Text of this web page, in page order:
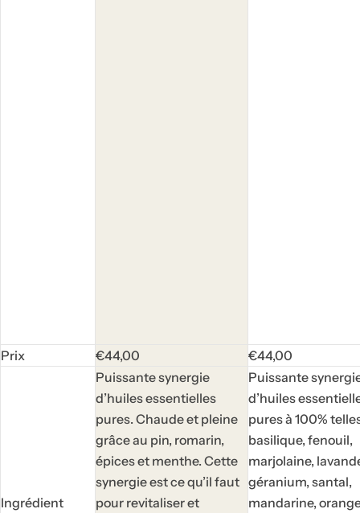
Prix
P
r
i
x
h
a
b
i
€44,00
P
r
i
x
h
a
b
i
€44,00
Ingrédient
Puissante synergie
d’huiles essentielles
pures. Chaude et pleine
grâce au pin, romarin,
épices et menthe. Cette
synergie est ce qu’il faut
pour revitaliser et
Puissante
d’huiles
pures à 100%
basilique, fenouil,
marjolaine,
géranium, santal,
mandarine,